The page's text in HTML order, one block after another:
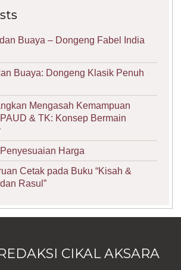
Buaya – Dongeng Fabel India
Buaya: Dongeng Klasik Penuh
Mengasah Kemampuan
& TK: Konsep Bermain
Harga
Cetak pada Buku “Kisah &
Rasul”
CIKAL AKSARA